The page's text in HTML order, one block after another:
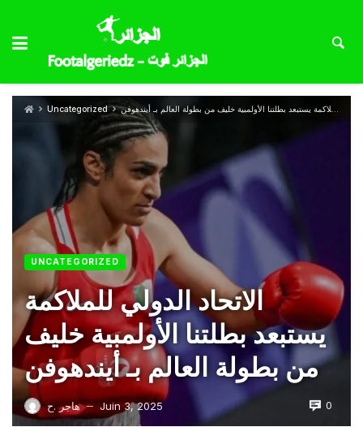
Uncategorized الاتحاد الدولي للملاكمة يستبعد بطلتنا الأولمبية خليف من بطولة العالم بـ أيندهوفن
UNCATEGORIZED
الاتحاد الدولي للملاكمة
يستبعد بطلتنا الأولمبية خليف
من بطولة العالم بـ أيندهوفن
هاجر .ح — Juin 3, 2025 0